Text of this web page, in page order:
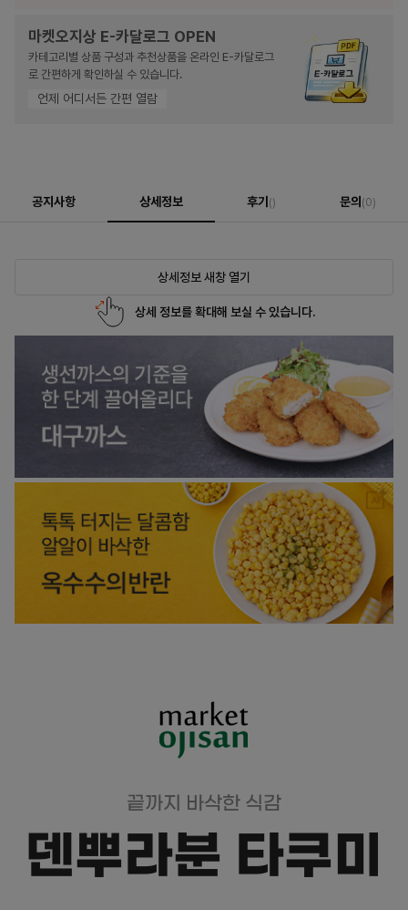
마켓오지상 E-카달로그 OPEN
카테고리별 상품 구성과 추천상품을 온라인 E-카달로그
로 간편하게 확인하실 수 있습니다.
언제 어디서든 간편 열람
공지사항 상세정보 후기 () 문의 (0)
상세정보 새창 열기
상세 정보를 확대해 보실 수 있습니다.
끝까지 바삭한 식감
덴뿌라분 타쿠미